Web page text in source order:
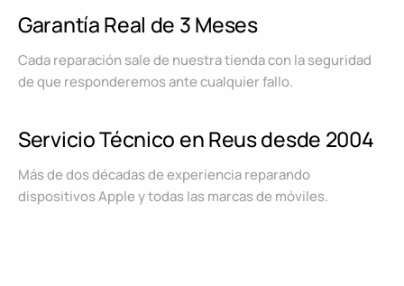
Garantía Real de 3 Meses
Cada reparación sale de nuestra tienda con la seguridad
de que responderemos ante cualquier fallo.
Servicio Técnico en Reus desde 2004
Más de dos décadas de experiencia reparando
dispositivos Apple y todas las marcas de móviles.